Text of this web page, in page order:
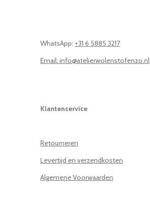
WhatsApp: +31 6 5885 3217
Email: info@atelierwolenstofenzo.nl
Klantenservice
Retourneren
Levertijd en verzendkosten
Algemene Voorwaarden